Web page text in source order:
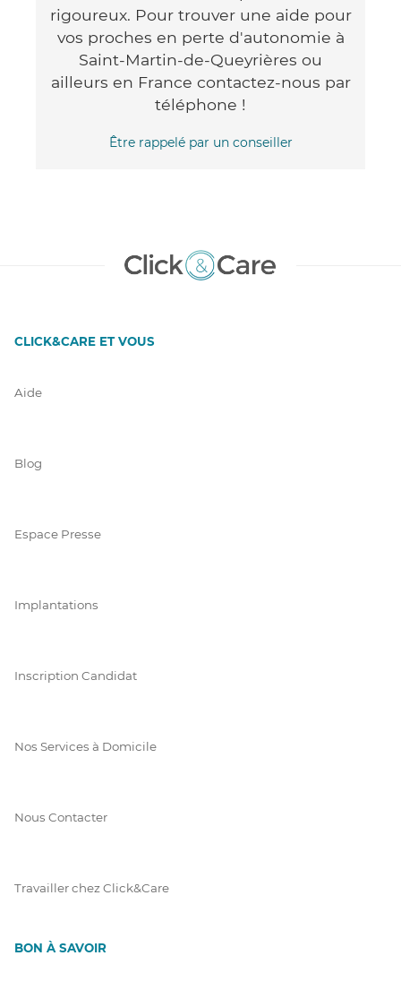
rigoureux. Pour trouver une aide pour
vos proches en perte d'autonomie à
Saint-Martin-de-Queyrières ou
ailleurs en France contactez-nous par
téléphone !
Être rappelé par un conseiller
CLICK&CARE ET VOUS
Aide
Blog
Espace Presse
Implantations
Inscription Candidat
Nos Services à Domicile
Nous Contacter
Travailler chez Click&Care
BON À SAVOIR